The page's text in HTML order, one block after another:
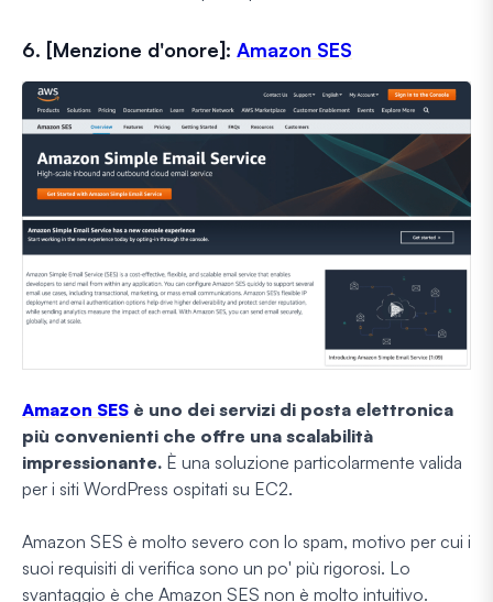
6. [Menzione d'onore]: Amazon SES
Amazon SES è uno dei servizi di posta elettronica
più convenienti che offre una scalabilità
impressionante. È una soluzione particolarmente valida
per i siti WordPress ospitati su EC2.
Amazon SES è molto severo con lo spam, motivo per cui i
suoi requisiti di verifica sono un po' più rigorosi. Lo
svantaggio è che Amazon SES non è molto intuitivo.